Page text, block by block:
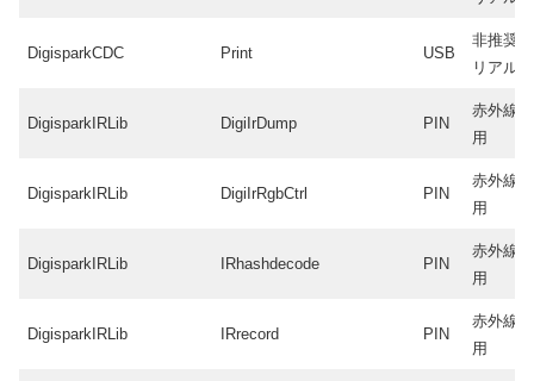
DigisparkCDC Print USB
非推奨
リアル
DigisparkIRLib DigiIrDump PIN
赤外線
用
DigisparkIRLib DigiIrRgbCtrl PIN
赤外線
用
DigisparkIRLib IRhashdecode PIN
赤外線
用
DigisparkIRLib IRrecord PIN
赤外線
用